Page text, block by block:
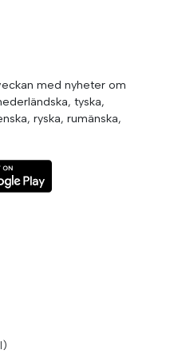
med nyheter om
tyska,
ryska, rumänska,